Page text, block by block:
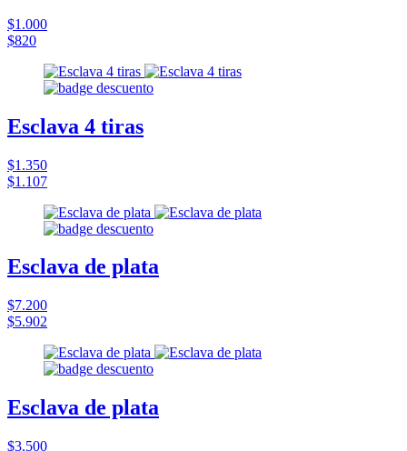
$1.000
$820
Esclava 4 tiras
$1.350
$1.107
Esclava de plata
$7.200
$5.902
Esclava de plata
$3.500